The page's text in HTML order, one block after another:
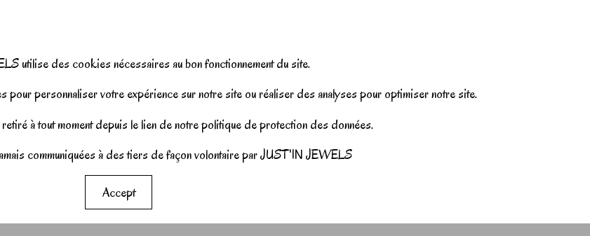
utilise des cookies nécessaires au bon fonctionnement du site.
pour personnaliser votre expérience sur notre site ou réaliser des analyses pour optimiser notre site.
à tout moment depuis le lien de notre politique de protection des données.
communiquées à des tiers de façon volontaire par JUST'IN JEWELS
Accept